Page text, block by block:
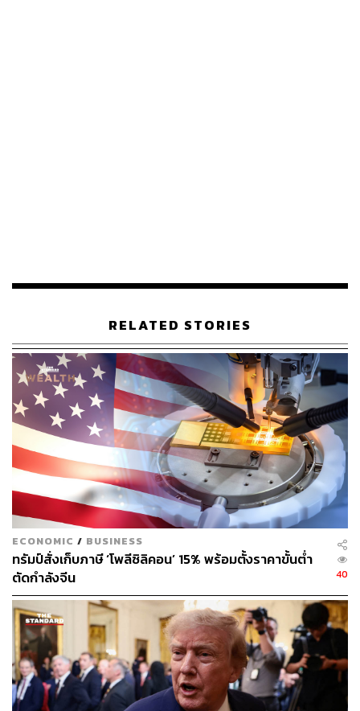
จดหมายของ FDRA ชี้แจงเพิ่มเติมว่า อุตสาหกรรมรองเท้า
เป็นอุตสาหกรรมที่ต้องแบกรับภาระภาษีนำเข้าที่สูงอยู่แล้วใน
บางรายการ เช่น รองเท้าเด็ก แม้กระทั่งก่อนที่ทรัมป์จะ
ประกาศมาตรการภาษีตอบโต้ครั้งใหญ่นี้ เมื่อรวมผลกระทบ
จากภาษีใหม่เข้าไป ทำให้บริษัทรองเท้าในสหรัฐฯ กำลังจะ
ต้องเผชิญกับ ภาระภาษีนำเข้ารวมในอัตราที่สูงถึงระหว่าง
150% ถึงประมาณ 220%
“นี่คือสถานการณ์ฉุกเฉินที่ต้องการการดำเนินการและการ
ใส่ใจในทันที อุตสาหกรรมรองเท้าอเมริกันไม่มีเวลาหลาย
เดือนในการปรับเปลี่ยนโมเดลธุรกิจและห่วงโซ่อุปทาน ขณะ
ที่ต้องแบกรับภาระภาษีที่ไม่เคยเกิดขึ้นมาก่อนและไม่คาดฝัน
นี้” สมาคมฯ ระบุ
นอกจากนี้ กลุ่มผู้ผลิตรองเท้ายังโต้แย้งว่ากำแพงภาษีเหล่านี้
จะไม่ช่วยให้การผลิตย้ายฐานกลับมายังสหรัฐฯ ตามเป้าหมาย
ของทรัมป์ได้จริง เพราะมาตรการดังกล่าว “ทำลายความ
แน่นอนที่ภาคธุรกิจต้องการ เพื่อใช้ในการตัดสินใจลงทุน
เปลี่ยนแปลงแหล่งผลิต”
RELATED STORIES
ECONOMIC / BUSINESS
ทรัมป์สั่งเก็บภาษี ‘โพลีซิลิคอน’ 15% พร้อมตั้งราคาขั้นต่ำ
ตัดกำลังจีน
40